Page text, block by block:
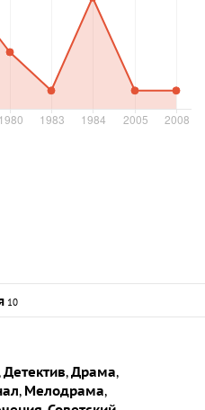
10
Детектив,Драма,
, Мелодрама,